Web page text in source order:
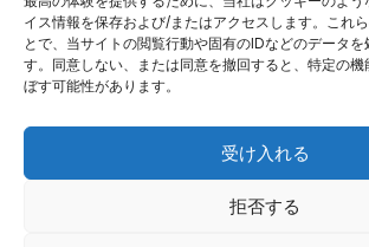
イス情報を保存および/またはアクセスします。これ
とで、当サイトの閲覧行動や固有のIDなどのデータを
す。同意しない、または同意を撤回すると、特定の機
ぼす可能性があります。
受け入れる
拒否する
© 2025 MinHe Company.無断複写・転載